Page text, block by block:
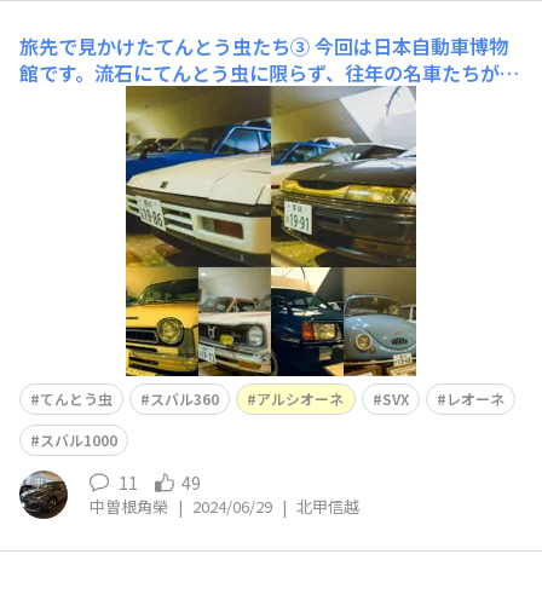
旅先で見かけたてんとう虫たち③今回は日本自動車博物
館です。流石にてんとう虫に限らず、往年の名車たちがズ
ラリと並んでいました😆でもこの中で最も走っているの
を見かけるのは、なぜかてんとう虫なんですよね🤔
てんとう虫 スバル360 アルシオーネ SVX
レオーネ
スバル1000
11 49
中曽根角榮 | 2024/06/29 | 北甲信越